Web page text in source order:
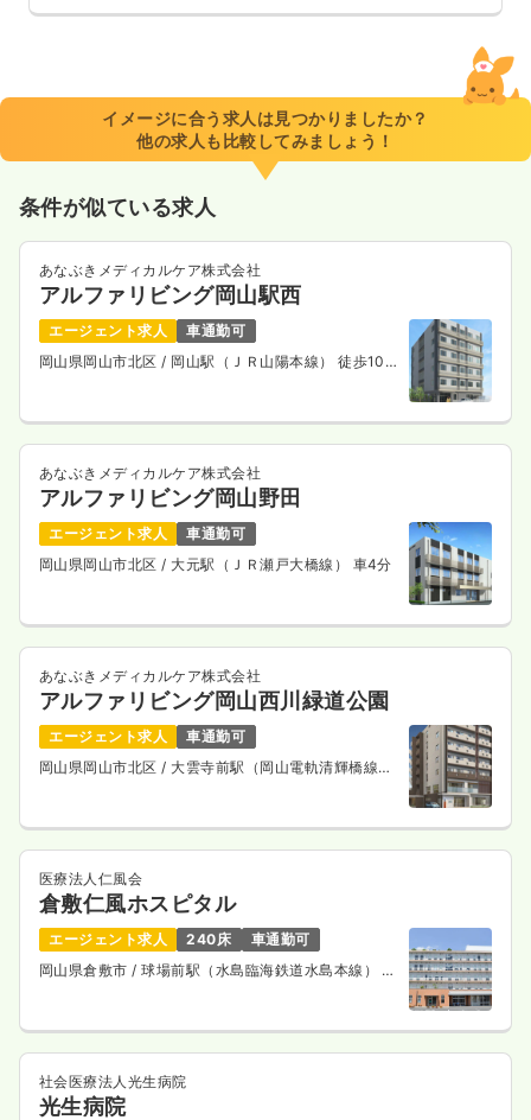
イメージに合う求人は見つかりましたか？
他の求人も比較してみましょう！
条件が似ている求人
あなぶきメディカルケア株式会社
アルファリビング岡山駅西
エージェント求人
車通勤可
岡山県岡山市北区/ 岡山駅（ＪＲ山陽本線） 徒歩10
あなぶきメディカルケア株式会社
アルファリビング岡山野田
エージェント求人
車通勤可
岡山県岡山市北区/ 大元駅（ＪＲ瀬戸大橋線） 車4分
あなぶきメディカルケア株式会社
アルファリビング岡山西川緑道公園
エージェント求人
車通勤可
岡山県岡山市北区/ 大雲寺前駅（岡山電軌清輝橋線）
医療法人仁風会
倉敷仁風ホスピタル
エージェント求人 240床
車通勤可
岡山県倉敷市/ 球場前駅（水島臨海鉄道水島本線） 徒
社会医療法人光生病院
光生病院